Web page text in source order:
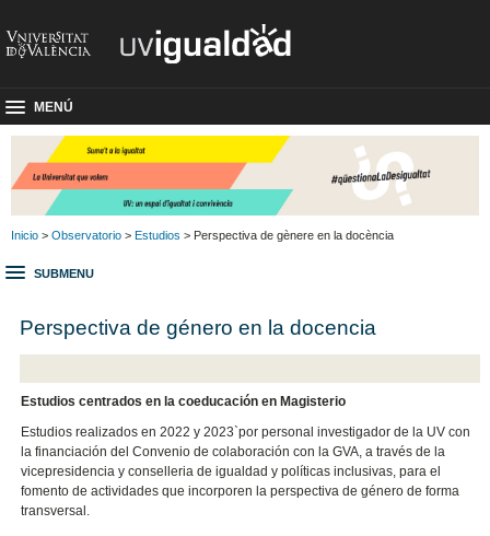
MENÚ
Inicio > Observatorio > Estudios > Perspectiva de gènere en la docència
SUBMENU
Perspectiva de género en la docencia
Estudios centrados en la coeducación en Magisterio
Estudios realizados en 2022 y 2023`por personal investigador de la UV con
la financiación del Convenio de colaboración con la GVA, a través de la
vicepresidencia y conselleria de igualdad y políticas inclusivas, para el
fomento de actividades que incorporen la perspectiva de género de forma
transversal.